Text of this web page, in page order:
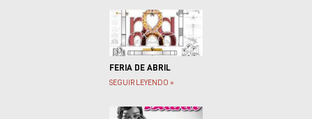
FERIA DE ABRIL
SEGUIR LEYENDO »